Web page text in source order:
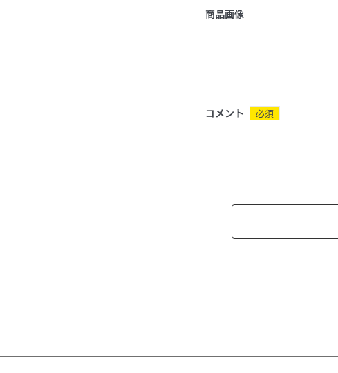
商品画像
コメント 必須